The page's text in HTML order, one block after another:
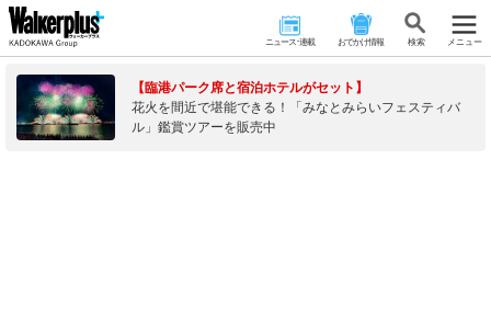
ニュース･連載 おでかけ情報 検 索 メニュー
【臨港パーク席と宿泊ホテルがセット】
花火を間近で堪能できる！「みなとみらいフェスティバ
ル」鑑賞ツアーを販売中